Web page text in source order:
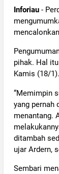
Inforiau -
pihak. Hal
Kamis (18/1).
“Memimpin
yang pernah
menantang.
ditambah
ujar Ardern,
Sembari